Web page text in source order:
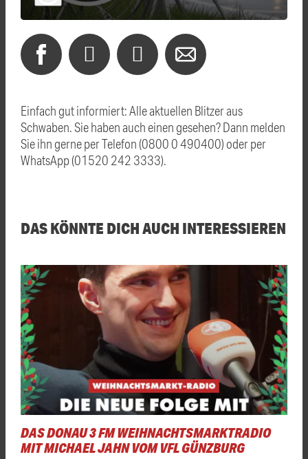
Einfach gut informiert: Alle aktuellen Blitzer aus
Schwaben. Sie haben auch einen gesehen? Dann melden
Sie ihn gerne per Telefon (0800 0 490400) oder per
WhatsApp (01520 242 3333).
DAS KÖNNTE DICH AUCH INTERESSIEREN
DAS DONAU 3 FM WEIHNACHTSMARKTRADIO
MIT MICHAEL JAHN VOM VFL GÜNZBURG